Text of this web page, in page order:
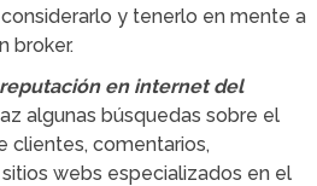
y tenerlo en mente a
broker.
en internet del
algunas búsquedas sobre el
clientes, comentarios,
webs especializados en el